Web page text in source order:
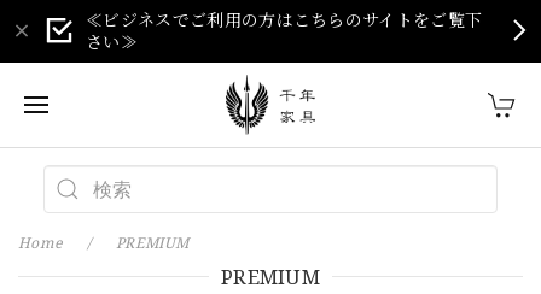
≪ビジネスでご利用の方はこちらのサイトをご覧下
さい≫
Home PREMIUM
PREMIUM